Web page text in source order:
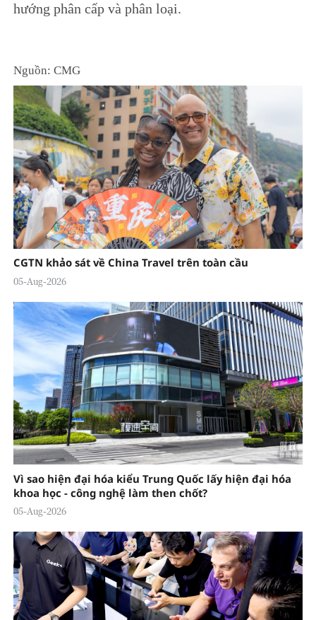
hướng phân cấp và phân loại.
Nguồn: CMG
CGTN khảo sát về China Travel trên toàn cầu
05-Aug-2026
Vì sao hiện đại hóa kiểu Trung Quốc lấy hiện đại hóa
khoa học - công nghệ làm then chốt?
05-Aug-2026